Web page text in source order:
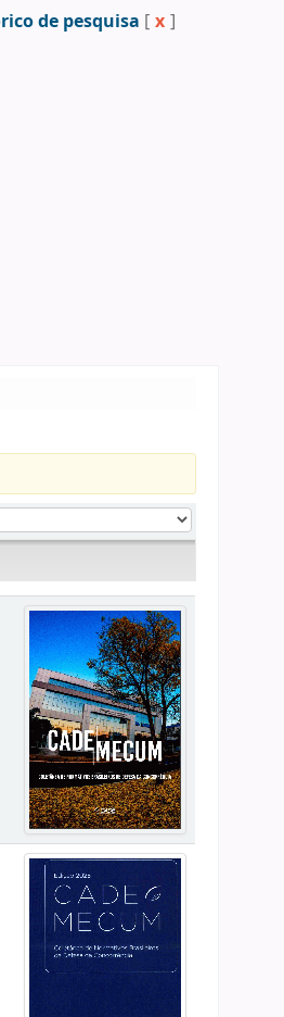
de pesquisa [ x ]